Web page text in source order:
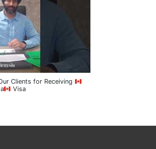
Clients for Receiving
Visa